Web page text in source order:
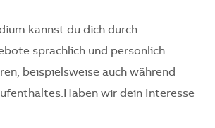
kannst du dich durch
sprachlich und persönlich
beispielsweise auch während
wir dein Interesse